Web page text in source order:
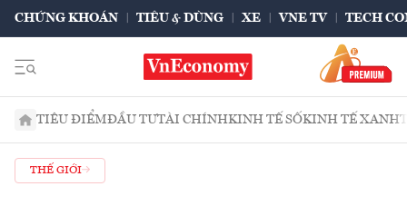
CHỨNG KHOÁN TIÊU & DÙNG XE VNE TV TECH
TIÊU ĐIỂMĐẦU TƯTÀI CHÍNHKINH TẾ SỐKINH TẾ XANH
THẾ GIỚI